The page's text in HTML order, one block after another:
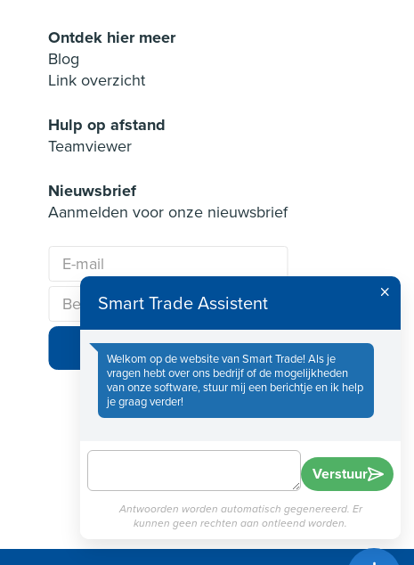
Ontdek hier meer
Blog
Link overzicht
Hulp op afstand
Teamviewer
Nieuwsbrief
Aanmelden voor onze nieuwsbrief
Verzenden
Smart Trade Assistent
Welkom op de website van Smart Trade! Als je
vragen hebt over ons bedrijf of de mogelijkheden
van onze software, stuur mij een berichtje en ik help
je graag verder!
Verstuur
Antwoorden worden automatisch gegenereerd. Er
kunnen geen rechten aan ontleend worden.